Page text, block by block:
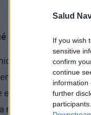
Salud
If you wish
sensitive
confirm
continue
information
further
son tan importantes
básica de la
de coronavirus
en el desarrollo de
morbilidad de lo